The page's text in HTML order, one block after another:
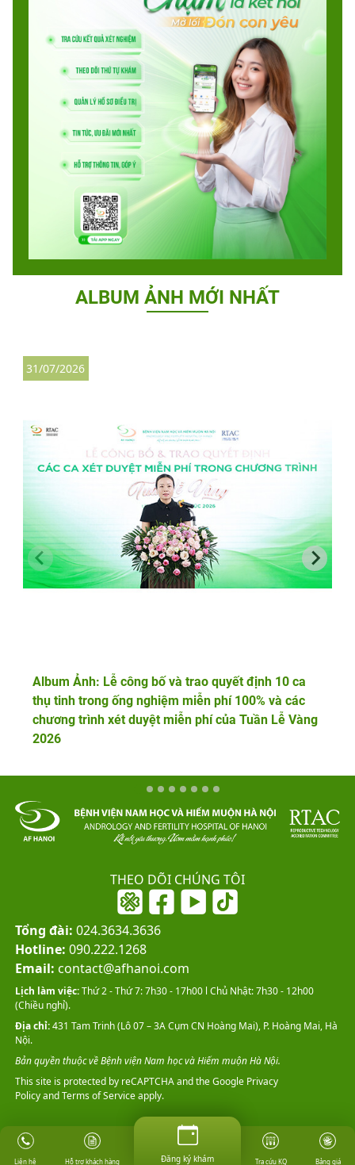
ALBUM ẢNH MỚI NHẤT
Album Ảnh: Lễ công bố và trao quyết định 10 ca
thụ tinh trong ống nghiệm miễn phí 100% và các
chương trình xét duyệt miễn phí của Tuần Lễ Vàng
2026
31/07/2026
THEO DÕI CHÚNG TÔI
Tổng đài: 024.3634.3636
Hotline: 090.222.1268
Email: contact@afhanoi.com
This site is protected by reCAPTCHA and the GooglePrivacy
PolicyandTerms of Serviceapply.
Lịch làm việc:Thứ 2 - Thứ 7: 7h30 - 17h00 l Chủ Nhật: 7h30 - 12h00
(Chiều nghỉ).
Địa chỉ:431 Tam Trinh (Lô 07 – 3A Cụm CN Hoàng Mai), P. Hoàng Mai, Hà
Nội.
Bản quyền thuộc về Bệnh viện Nam học và Hiếm muộn Hà Nội.
Liên hệ Hỗ trợ khách hàng Đăng ký khám Tra cứu KQ Bảng giá